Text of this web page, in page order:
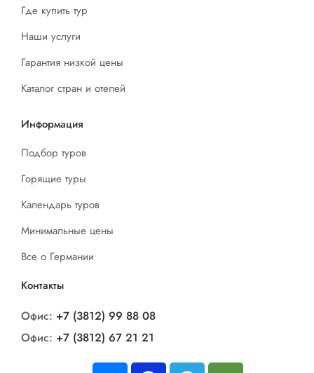
Где купить тур
Наши услуги
Гарантия низкой цены
Каталог стран и отелей
Информация
Подбор туров
Горящие туры
Календарь туров
Минимальные цены
Все о Германии
Контакты
Офис: +7 (3812) 99 88 08
Офис: +7 (3812) 67 21 21